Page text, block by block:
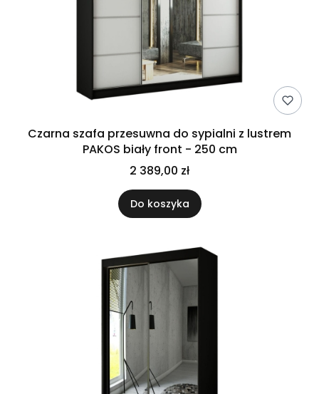
Czarna szafa przesuwna do sypialni z lustrem
PAKOS biały front - 250 cm
2 389,00 zł
Do koszyka